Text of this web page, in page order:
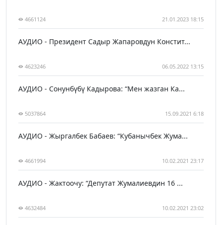
4661124 21.01.2023 18:15
АУДИО - Президент Садыр Жапаровдун Констит...
4623246 06.05.2022 13:15
АУДИО - Сонунбүбү Кадырова: “Мен жазган Ка...
5037864 15.09.2021 6:18
АУДИО - Жыргалбек Бабаев: “Кубанычбек Жума...
4661994 10.02.2021 23:17
АУДИО - Жактоочу: “Депутат Жумалиевдин 16 ...
4632484 10.02.2021 23:02